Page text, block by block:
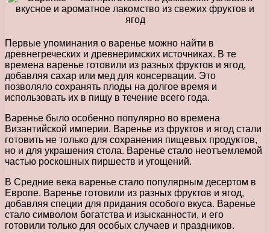
Первые упоминания о варенье можно найти в
древнегреческих и древнеримских источниках. В те
времена варенье готовили из разных фруктов и ягод,
добавляя сахар или мед для консервации. Это
позволяло сохранять плоды на долгое время и
использовать их в пищу в течение всего года.
Варенье было особенно популярно во времена
Византийской империи. Варенье из фруктов и ягод стали
готовить не только для сохранения пищевых продуктов,
но и для украшения стола. Варенье стало неотъемлемой
частью роскошных пиршеств и угощений.
В Средние века варенье стало популярным десертом в
Европе. Варенье готовили из разных фруктов и ягод,
добавляя специи для придания особого вкуса. Варенье
стало символом богатства и изысканности, и его
готовили только для особых случаев и праздников.